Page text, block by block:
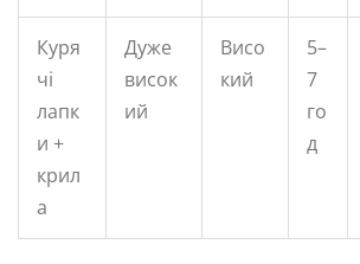
Куря
чі
лапк
и +
крил
а
Дуже
висок
ий
Висо
кий
5–
7
го
д